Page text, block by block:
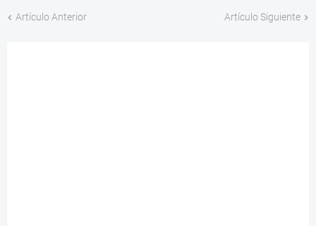
Artículo Anterior Artículo Siguiente